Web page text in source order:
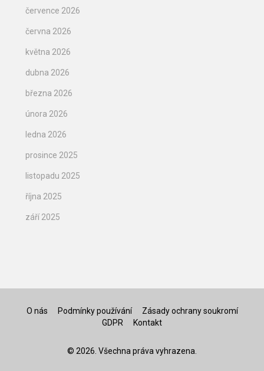
července 2026
června 2026
května 2026
dubna 2026
března 2026
února 2026
ledna 2026
prosince 2025
listopadu 2025
října 2025
září 2025
O nás Podmínky používání
Zásady ochrany soukromí
GDPR
Kontakt
© 2026. Všechna práva vyhrazena.